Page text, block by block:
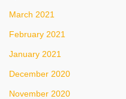
March 2021
February 2021
January 2021
December 2020
November 2020